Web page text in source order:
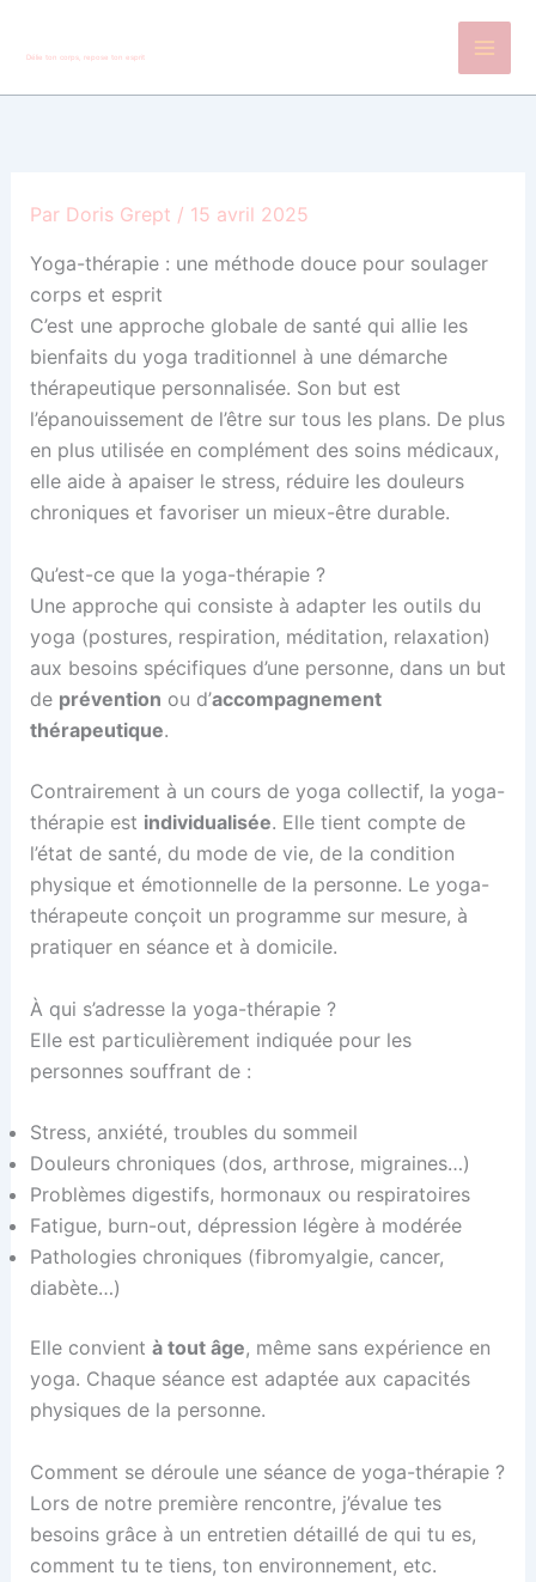
Délie ton corps, repose ton esprit
Par Doris Grept / 15 avril 2025
Yoga-thérapie : une méthode douce pour soulager
corps et esprit
C’est une approche globale de santé qui allie les
bienfaits du yoga traditionnel à une démarche
thérapeutique personnalisée. Son but est
l’épanouissement de l’être sur tous les plans. De plus
en plus utilisée en complément des soins médicaux,
elle aide à apaiser le stress, réduire les douleurs
chroniques et favoriser un mieux-être durable.
Qu’est-ce que la yoga-thérapie ?
Une approche qui consiste à adapter les outils du
yoga (postures, respiration, méditation, relaxation)
aux besoins spécifiques d’une personne, dans un but
de prévention ou d’accompagnement
thérapeutique.
Contrairement à un cours de yoga collectif, la yoga-
thérapie est individualisée. Elle tient compte de
l’état de santé, du mode de vie, de la condition
physique et émotionnelle de la personne. Le yoga-
thérapeute conçoit un programme sur mesure, à
pratiquer en séance et à domicile.
À qui s’adresse la yoga-thérapie ?
Elle est particulièrement indiquée pour les
personnes souffrant de :
Stress, anxiété, troubles du sommeil
Douleurs chroniques (dos, arthrose, migraines…)
Problèmes digestifs, hormonaux ou respiratoires
Fatigue, burn-out, dépression légère à modérée
Pathologies chroniques (fibromyalgie, cancer,
diabète…)
Elle convient à tout âge, même sans expérience en
yoga. Chaque séance est adaptée aux capacités
physiques de la personne.
Comment se déroule une séance de yoga-thérapie ?
Lors de notre première rencontre, j’évalue tes
besoins grâce à un entretien détaillé de qui tu es,
comment tu te tiens, ton environnement, etc.